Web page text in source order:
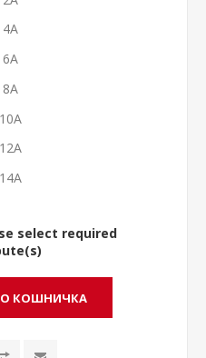
4A
6A
8A
10A
12A
14A
select required